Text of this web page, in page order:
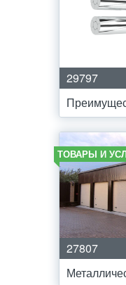
29797
ТОВАРЫ И
27807